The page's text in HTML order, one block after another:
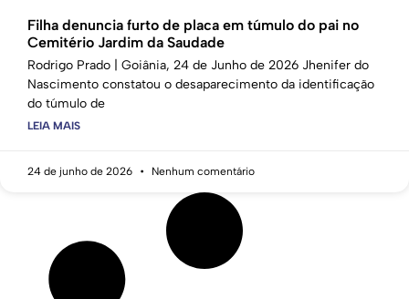
Filha denuncia furto de placa em túmulo do pai no
Cemitério Jardim da Saudade
Rodrigo Prado | Goiânia, 24 de Junho de 2026 Jhenifer do
Nascimento constatou o desaparecimento da identificação
do túmulo de
LEIA MAIS
24 de junho de 2026 Nenhum comentário